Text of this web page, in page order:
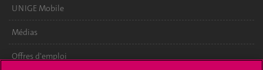
UNIGE Mobile
Médias
Offres d'emploi